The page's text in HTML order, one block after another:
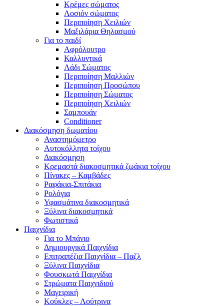
Κρέμες σώματος
Λοσιόν σώματος
Περιποίηση Χειλιών
Μαξιλάρια Θηλασμού
Για το παιδί
Αφρόλουτρο
Καλλυντικά
Λάδι Σώματος
Περιποίηση Μαλλιών
Περιποίηση Προσώπου
Περιποίηση Σώματος
Περιποίηση Χειλιών
Σαμπουάν
Conditioner
Διακόσμηση δωματίου
Αναστημόμετρο
Αυτοκόλλητα τοίχου
Διακόσμηση
Κρεμαστά διακοσμητικά ζωάκια τοίχου
Πίνακες – Καμβάδες
Ραφάκια-Σπιτάκια
Ρολόγια
Υφασμάτινα διακοσμητικά
Ξύλινα διακοσμητικά
Φωτιστικά
Παιχνίδια
Για το Μπάνιο
Δημιουργικά Παιχνίδια
Επιτραπέζια Παιχνίδια – Παζλ
Ξύλινα Παιχνίδια
Φουσκωτά Παιχνίδια
Στρώματα Παιχνιδιού
Μαγειρική
Κούκλες – Λούτρινα